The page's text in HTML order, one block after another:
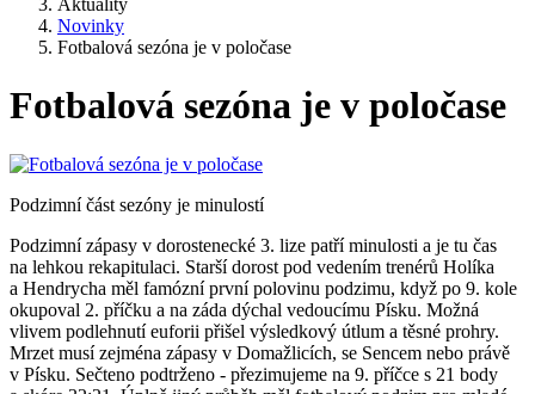
Aktuality
Novinky
Fotbalová sezóna je v poločase
Fotbalová sezóna je v poločase
Podzimní část sezóny je minulostí
Podzimní zápasy v dorostenecké 3. lize patří minulosti a je tu čas
na lehkou rekapitulaci. Starší dorost pod vedením trenérů Holíka
a Hendrycha měl famózní první polovinu podzimu, když po 9. kole
okupoval 2. příčku a na záda dýchal vedoucímu Písku. Možná
vlivem podlehnutí euforii přišel výsledkový útlum a těsné prohry.
Mrzet musí zejména zápasy v Domažlicích, se Sencem nebo právě
v Písku. Sečteno podtrženo - přezimujeme na 9. příčce s 21 body